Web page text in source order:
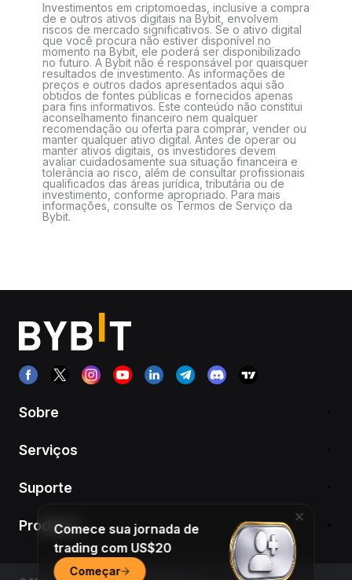
Investimentos em criptomoedas, inclusive a compra
de e outros ativos digitais na Bybit, envolvem
riscos de mercado significativos. Se o ativo digital
que você procura não estiver disponível no
momento na Bybit, ele poderá ser disponibilizado
no futuro. A Bybit não é responsável por quaisquer
resultados de investimento. As informações de
preços e outros dados apresentados aqui são
obtidos de fontes públicas e fornecidos apenas
para fins informativos. Este conteúdo não constitui
aconselhamento financeiro nem qualquer
recomendação ou oferta para comprar, vender ou
manter qualquer ativo digital. Antes de operar ou
manter ativos digitais, os investidores devem
avaliar cuidadosamente sua situação financeira e
tolerância ao risco, além de consultar profissionais
qualificados das áreas jurídica, tributária ou de
investimento, conforme apropriado. Para mais
informações, consulte os Termos de Serviço da
Bybit.
Sobre
Serviços
Suporte
ProdutosComece sua jornada de
trading com US$20
Começar